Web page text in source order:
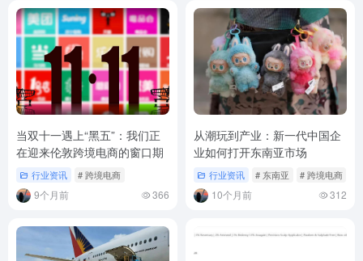
当双十一遇上“黑五”：我们正
在迎来伦敦跨境电商的窗口期
行业资讯 # 跨境电商
9个月前 366
从潮玩到产业：新一代中国企
业如何打开东南亚市场
行业资讯 # 东南亚 # 跨境电商
10个月前 312